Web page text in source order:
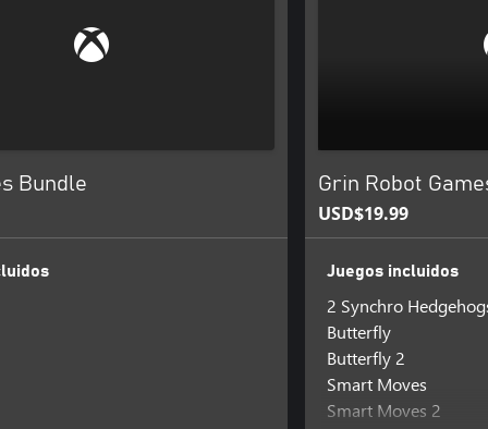
Bundle Grin Robot
USD$19.99
Juegos incluidos
2 Synchro
Butterfly
Butterfly 2
Smart Moves
Smart Moves 2